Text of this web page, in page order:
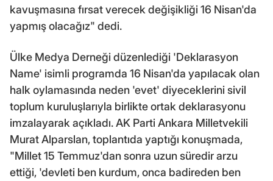
kavuşmasına fırsat verecek değişikliği 16 Nisan'da
yapmış olacağız" dedi.
Ülke Medya Derneği düzenlediği 'Deklarasyon
Name' isimli programda 16 Nisan'da yapılacak olan
halk oylamasında neden 'evet' diyeceklerini sivil
toplum kuruluşlarıyla birlikte ortak deklarasyonu
imzalayarak açıkladı. AK Parti Ankara Milletvekili
Murat Alparslan, toplantıda yaptığı konuşmada,
"Millet 15 Temmuz'dan sonra uzun süredir arzu
ettiği, 'devleti ben kurdum, onca badireden ben